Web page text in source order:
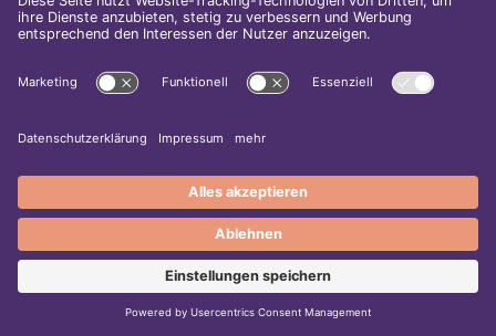
Morbus Wilson (Kupferspeicherkrankheit): WHO MEC
Bekannte
Kupferallergie
: Sehr selten, aber absolute
Akute oder rezidivierende Beckeninfektionen (PID):
Ungeklärte Gebärmutterblutungen: Ursache muss
zuerst ärztlich abgeklärt werden.
Verdacht auf Gebärmutter- oder Gebärmutterhalskrebs:
Nicht einsetzen bis zur Abklärung.¹
Gebärmutterhöhle deformierendeMyome.